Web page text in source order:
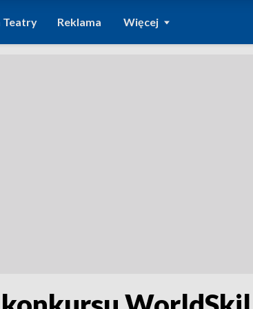
Teatry Reklama Więcej